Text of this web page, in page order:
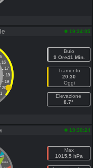
19:34:05
16
17
18
19
20
Buio
9 Ore41 Min.
Tramonto
20:30
Oggi
Elevazione
8.7°
19:30:24
1012
Max
1015.5 hPa